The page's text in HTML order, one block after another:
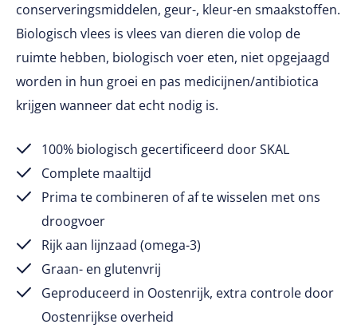
conserveringsmiddelen, geur-, kleur-en smaakstoffen.
Biologisch vlees is vlees van dieren die volop de
ruimte hebben, biologisch voer eten, niet opgejaagd
worden in hun groei en pas medicijnen/antibiotica
krijgen wanneer dat echt nodig is.
100% biologisch gecertificeerd door SKAL
Complete maaltijd
Prima te combineren of af te wisselen met ons
droogvoer
Rijk aan lijnzaad (omega-3)
Graan- en glutenvrij
Geproduceerd in Oostenrijk, extra controle door
Oostenrijkse overheid